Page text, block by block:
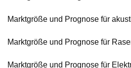
Marktgröße und Prognose für
Marktgröße und Prognose für
Marktgröße und Prognose für